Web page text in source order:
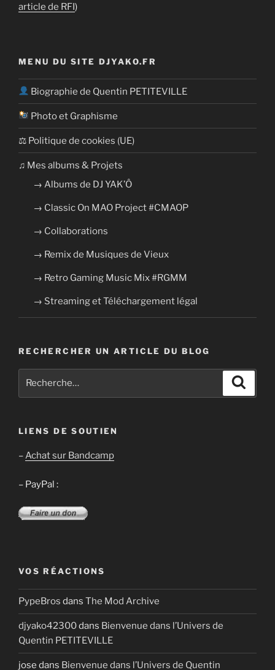
article de RFI)
MENU DU SITE DJYAKO.FR
Biographie de Quentin PETITEVILLE
Photo et Graphisme
⚖ Politique de cookies (UE)
​​♫ Mes albums & Projets
→ Albums de DJ YAK’Ô
→ Classic On MAO Project #CMAOP
→ Collaborations
→ Remix de Musiques de Vieux
→ Retro Gaming Music Mix #RGMM
→ Streaming et Téléchargement légal
RECHERCHER UN ARTICLE DU BLOG
LIENS DE SOUTIEN
–Achat sur Bandcamp
– PayPal :
VOS RÉACTIONS
PypeBros dans The Mod Archive
djyako42300dans Bienvenue dans l’Univers de
Quentin PETITEVILLE
jose dans Bienvenue dans l’Univers de Quentin